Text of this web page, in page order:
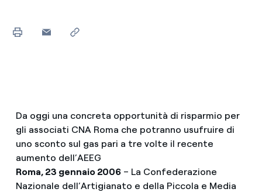
Da oggi una concreta opportunità di risparmio per
gli associati CNA Roma che potranno usufruire di
uno sconto sul gas pari a tre volte il recente
aumento dell’AEEG
Roma, 23 gennaio 2006 – La Confederazione
Nazionale dell’Artigianato e della Piccola e Media